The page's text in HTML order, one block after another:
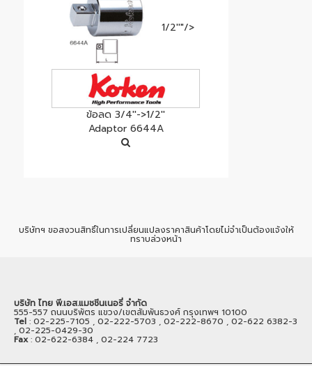
1/2''"/>
ข้อลด 3/4''->1/2''
Adaptor 6644A
บริษัทฯ ขอสงวนสิทธิ์ในการเปลี่ยนแปลงราคาสินค้าโดยไม่จำเป็นต้องแจ้งให้
ทราบล่วงหน้า
บริษัท ไทย พี.เอส.แมชชีนเนอรี่ จำกัด
555-557 ถนนบริพัตร แขวง/เขตสัมพันธวงศ์ กรุงเทพฯ 10100
Tel : 02-225-7105 , 02-222-5703 , 02-222-8670 , 02-622 6382-3
, 02-225-0429-30
Fax: 02-622-6384 , 02-224 7723